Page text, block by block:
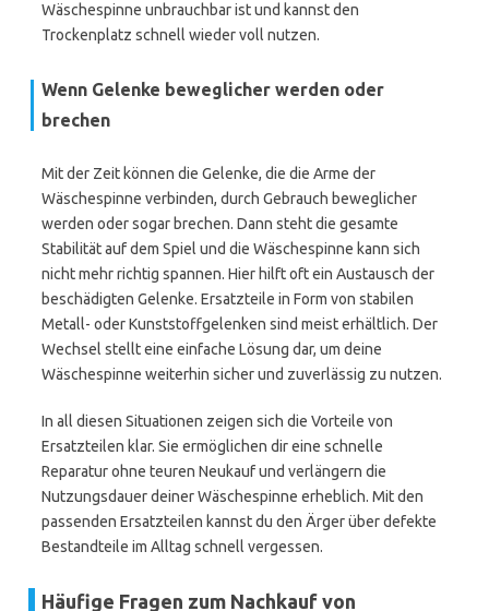
Wäschespinne unbrauchbar ist und kannst den
Trockenplatz schnell wieder voll nutzen.
Wenn Gelenke beweglicher werden oder
brechen
Mit der Zeit können die Gelenke, die die Arme der
Wäschespinne verbinden, durch Gebrauch beweglicher
werden oder sogar brechen. Dann steht die gesamte
Stabilität auf dem Spiel und die Wäschespinne kann sich
nicht mehr richtig spannen. Hier hilft oft ein Austausch der
beschädigten Gelenke. Ersatzteile in Form von stabilen
Metall- oder Kunststoffgelenken sind meist erhältlich. Der
Wechsel stellt eine einfache Lösung dar, um deine
Wäschespinne weiterhin sicher und zuverlässig zu nutzen.
In all diesen Situationen zeigen sich die Vorteile von
Ersatzteilen klar. Sie ermöglichen dir eine schnelle
Reparatur ohne teuren Neukauf und verlängern die
Nutzungsdauer deiner Wäschespinne erheblich. Mit den
passenden Ersatzteilen kannst du den Ärger über defekte
Bestandteile im Alltag schnell vergessen.
Häufige Fragen zum Nachkauf von